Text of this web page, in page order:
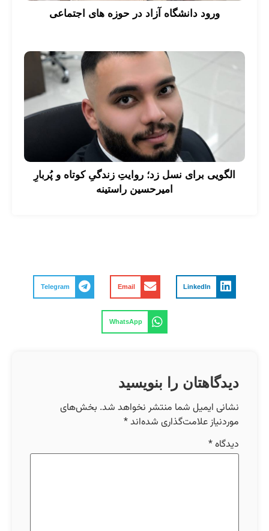
ورود دانشگاه آزاد در حوزه های اجتماعی
الگویی برای نسل زد؛ روایتِ زندگیِ کوتاه و پُربارِ
امیرحسین راستینه
LinkedIn
Email
Telegram
WhatsApp
دیدگاهتان را بنویسید
نشانی ایمیل شما منتشر نخواهد شد. بخش‌های
موردنیاز علامت‌گذاری شده‌اند*
دیدگاه*